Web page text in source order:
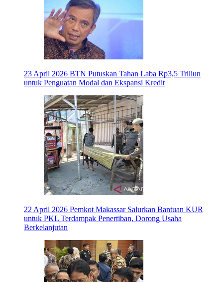
23 April 2026 BTN Putuskan Tahan Laba Rp3,5 Triliun
untuk Penguatan Modal dan Ekspansi Kredit
22 April 2026 Pemkot Makassar Salurkan Bantuan KUR
untuk PKL Terdampak Penertiban, Dorong Usaha
Berkelanjutan